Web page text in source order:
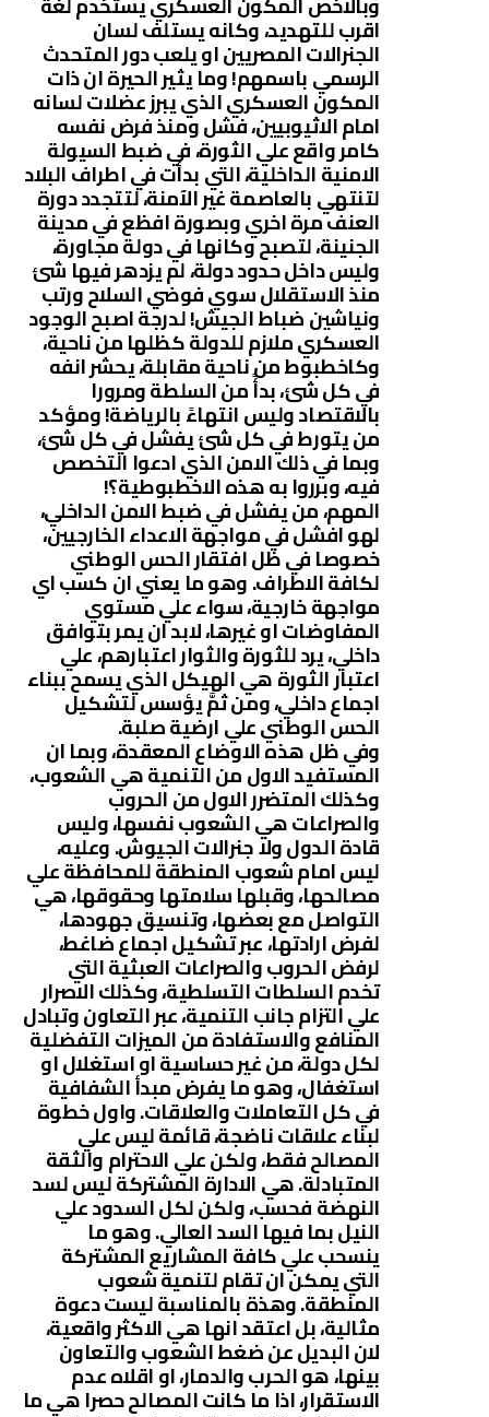
اقرب للتهديد، وكانه يستلف لسان
الجنرالات المصريين او يلعب دور المتحدث
الرسمي باسمهم! وما يثير الحيرة ان ذات
المكون العسكري الذي يبرز عضلات لسانه
امام الاثيوبيين، فشل ومنذ فرض نفسه
كامر واقع علي الثورة، في ضبط السيولة
الامنية الداخلية، التي بدأت في اطراف البلاد
لتنتهي بالعاصمة غير الآمنة، لتتجدد دورة
العنف مرة اخري وبصورة افظع في مدينة
الجنينة، لتصبح وكانها في دولة مجاورة،
وليس داخل حدود دولة، لم يزدهر فيها شئ
منذ الاستقلال سوي فوضي السلاح ورتب
ونياشين ضباط الجيش! لدرجة اصبح الوجود
العسكري ملازم للدولة كظلها من ناحية،
وكاخطبوط من ناحية مقابلة، يحشر انفه
في كل شئ، بدأً من السلطة ومرورا
بالاقتصاد وليس انتهاءً بالرياضة! ومؤكد
من يتورط في كل شئ يفشل في كل شئ،
وبما في ذلك الامن الذي ادعوا التخصص
فيه، وبرروا به هذه الاخطبوطية؟!
المهم، من يفشل في ضبط الامن الداخلي،
لهو افشل في مواجهة الاعداء الخارجيين،
خصوصا في ظل افتقار الحس الوطني
لكافة الاطراف. وهو ما يعني ان كسب اي
مواجهة خارجية، سواء علي مستوي
المفاوضات او غيرها، لابد ان يمر بتوافق
داخلي، يرد للثورة والثوار اعتبارهم، علي
اعتبار الثورة هي الهيكل الذي يسمح ببناء
اجماع داخلي، ومن ثمَّ يؤسس لتشكيل
الحس الوطني علي ارضية صلبة.
وفي ظل هذه الاوضاع المعقدة، وبما ان
المستفيد الاول من التنمية هي الشعوب،
وكذلك المتضرر الاول من الحروب
والصراعات هي الشعوب نفسها، وليس
قادة الدول ولا جنرالات الجيوش. وعليه،
ليس امام شعوب المنطقة للمحافظة علي
مصالحها، وقبلها سلامتها وحقوقها، هي
التواصل مع بعضها، وتنسيق جهودها،
لفرض ارادتها، عبر تشكيل اجماع ضاغط،
لرفض الحروب والصراعات العبثية التي
تخدم السلطات التسلطية، وكذلك الاصرار
علي التزام جانب التنمية، عبر التعاون وتبادل
المنافع والاستفادة من الميزات التفضلية
لكل دولة، من غير حساسية او استغلال او
استغفال، وهو ما يفرض مبدأ الشفافية
في كل التعاملات والعلاقات. واول خطوة
لبناء علاقات ناضجة، قائمة ليس علي
المصالح فقط، ولكن علي الاحترام والثقة
المتبادلة. هي الادارة المشتركة ليس لسد
النهضة فحسب، ولكن لكل السدود علي
النيل بما فيها السد العالي. وهو ما
ينسحب علي كافة المشاريع المشتركة
التي يمكن ان تقام لتنمية شعوب
المنطقة. وهذة بالمناسبة ليست دعوة
مثالية، بل اعتقد انها هي الاكثر واقعية،
لان البديل عن ضغط الشعوب والتعاون
بينها، هو الحرب والدمار، او اقلاه عدم
الاستقرار، اذا ما كانت المصالح حصرا هي ما